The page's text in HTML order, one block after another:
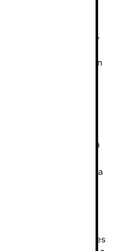
médica que
antelación el mal de
como mal de montaña,
no podía ser
a la exposición de un
altitud.
se fijaron en cómo
los sujetos a
decir, a niveles bajos
se llevaron a cabo en
la función
una técnica no invasiva
parte ya habían
antelación, por lo que
niveles cardiovasculares